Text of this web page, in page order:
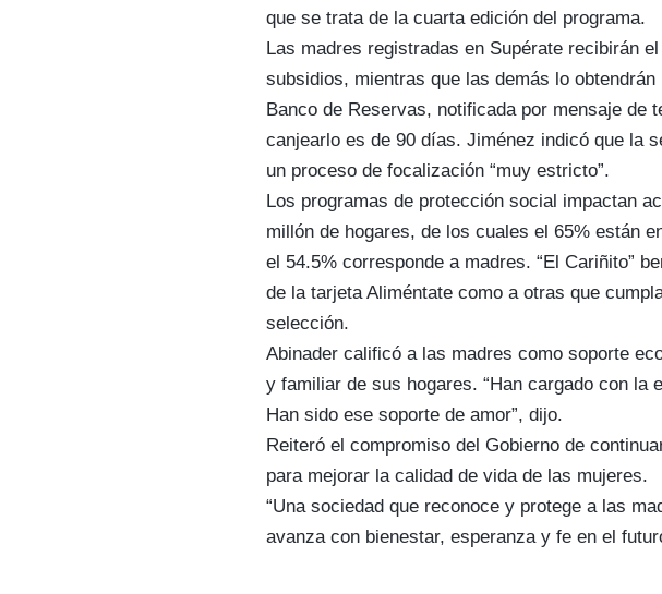
que se trata de la cuarta edición del programa.
Las madres registradas en Supérate recibirán
subsidios, mientras que las demás lo obtendrán
Banco de Reservas, notificada por mensaje de
canjearlo es de 90 días. Jiménez indicó que la
un proceso de focalización “muy estricto”.
Los programas de protección social impactan
millón de hogares, de los cuales el 65% están
el 54.5% corresponde a madres. “El Cariñito”
de la tarjeta Aliméntate como a otras que
selección.
Abinader calificó a las madres como soporte
y familiar de sus hogares. “Han cargado con la
Han sido ese soporte de amor”, dijo.
Reiteró el compromiso del Gobierno de
para mejorar la calidad de vida de las mujeres.
“Una sociedad que reconoce y protege a las
avanza con bienestar, esperanza y fe en el